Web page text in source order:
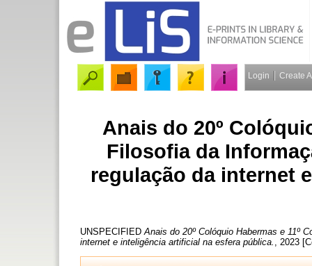
Login Create
Anais do 20º
Filosofia da
regulação da internet
UNSPECIFIED Anais do 20º Colóquio Habermas e 11º
internet e inteligência artificial na esfera pública.
, 2023